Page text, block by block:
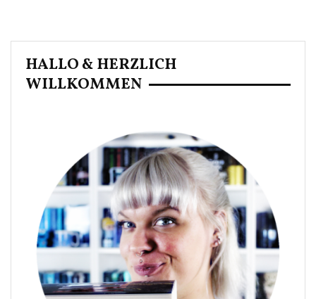
HALLO & HERZLICH
WILLKOMMEN